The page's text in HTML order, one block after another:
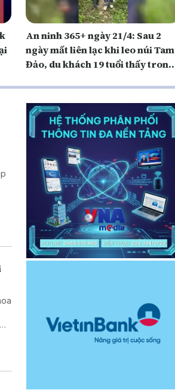
An ninh 365+ ngày 21/4: Sau 2
ngày mất liên lạc khi leo núi Tam
Đảo, du khách 19 tuổi thấy trong